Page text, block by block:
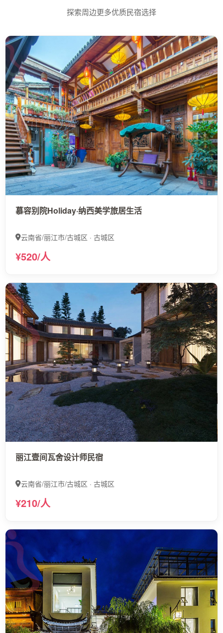
探索周边更多优质民宿选择
慕容别院Holiday·纳西美学旅居生活
云南省/丽江市/古城区 · 古城区
¥520/人
丽江壹间瓦舍设计师民宿
云南省/丽江市/古城区 · 古城区
¥210/人